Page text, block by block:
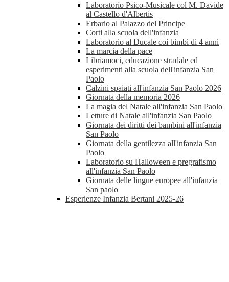
Laboratorio Psico-Musicale col M. Davide
al Castello d'Albertis
Erbario al Palazzo del Principe
Corti alla scuola dell'infanzia
Laboratorio al Ducale coi bimbi di 4 anni
La marcia della pace
Libriamoci, educazione stradale ed
esperimenti alla scuola dell'infanzia San
Paolo
Calzini spaiati all'infanzia San Paolo 2026
Giornata della memoria 2026
La magia del Natale all'infanzia San Paolo
Letture di Natale all'infanzia San Paolo
Giornata dei diritti dei bambini all'infanzia
San Paolo
Giornata della gentilezza all'infanzia San
Paolo
Laboratorio su Halloween e pregrafismo
all'infanzia San Paolo
Giornata delle lingue europee all'infanzia
San paolo
Esperienze Infanzia Bertani 2025-26